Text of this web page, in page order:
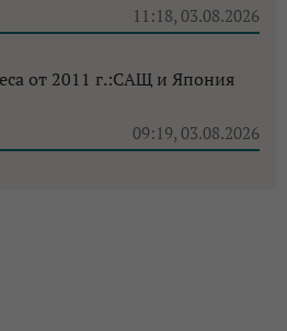
11:18, 03.08.2026
от 2011 г.:САЩ и Япония
09:19, 03.08.2026